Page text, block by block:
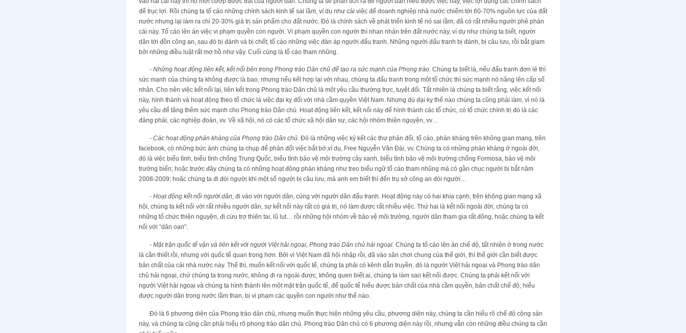
để trục lợi. Rồi chúng ta tố cáo những chính sách kinh tế sai lầm, ví dụ như cái việc để doanh nghiệp nhà nước chiếm tới 60-70% nguồn lực của đất
nước nhưng lại làm ra chỉ 20-30% giá trị sản phẩm cho đất nước. Đó là chính sách về phát triển kinh tế nó sai lầm, đã có rất nhiều người phê phán
cái này. Tố cáo lên án việc vi phạm quyền con người. Vi phạm quyền con người thì nhan nhản trên đất nước này, ví dụ như chúng ta biết, người
dân tới đồn công an, sau đó bị đánh và bị chết; tố cáo những việc đàn áp người đấu tranh. Những người đấu tranh bị đánh, bị câu lưu, rồi bắt giam
bởi những điều luật rất mơ hồ như vậy. Cuối cùng là tố cáo tham nhũng.
- Những hoạt động liên kết, kết nối bên trong Phong trào Dân chủ để tạo ra sức mạnh của Phong trào. Chúng ta biết là, nếu đấu tranh đơn lẻ thì
sức mạnh của chúng ta không được là bao, nhưng nếu kết hợp lại với nhau, chúng ta đấu tranh trong một tổ chức thì sức mạnh nó nâng lên cấp số
nhân. Cho nên việc kết nối lại, liên kết trong Phong trào Dân chủ là một yêu cầu thường trực, tuyệt đối. Tất nhiên là chúng ta biết rằng, việc kết nối
này, hình thành và hoạt động theo tổ chức là việc đại kỵ đối với nhà cầm quyền Việt Nam. Nhưng dù đại kỵ thế nào chúng ta cũng phải làm, vì nó là
yêu cầu để tăng thêm sức mạnh cho Phong trào Dân chủ. Hoạt động liên kết, kết nối này để hình thành các tổ chức, có tổ chức chính trị đó là các
đảng phái, các nghiệp đoàn, vv. Về xã hội, nó có các tổ chức xã hội dân sự, các hội nhóm thiện nguyện, vv…
- Các hoạt động phản kháng của Phong trào Dân chủ. Đó là những việc ký kết các thư phản đối, tố cáo, phản kháng trên không gian mạng, trên
facebook, có những bức ảnh chúng ta chụp để phản đối việc bắt bớ,ví dụ, Free Nguyễn Văn Đài, vv. Chúng ta có những phản kháng ở ngoài đời,
đó là việc biểu tình, biểu tình chống Trung Quốc, biểu tình bảo vệ môi trường cây xanh, biểu tình bảo vệ môi trường chống Formosa, bảo vệ môi
trường biển; hoặc trước đây chúng ta có những hoạt động phản kháng như treo biểu ngữ tố cáo tham nhũng mà có gần chục người bị bắt năm
2008-2009; hoăc chúng ta đi đòi người khi một số người bị câu lưu, mà anh em biết thì đến trụ sở công an đòi người…
- Hoạt động kết nối người dân, đi vào với người dân, cùng với người dân đấu tranh. Hoạt động này có hai khía cạnh, trên không gian mạng xã
hội, chúng ta kết nối với rất nhiều người dân, sự kết nối này rất có giá trị, nó làm được rất nhiều việc. Thứ hai là kết nối ngoài đời, chúng ta có
những tổ chức thiện nguyện, đi cứu trợ thiên tai, lũ lụt… rồi những hội nhóm về bảo vệ môi trường, người dân tham gia rất đông, hoặc chúng ta kết
nối với “dân oan”.
- Mặt trận quốc tế vận và liên kết với người Việt hải ngoại, Phong trào Dân chủ hải ngoại. Chúng ta tố cáo lên án chế độ, tất nhiên ở trong nước
là cần thiết rồi, nhưng với quốc tế quan trọng hơn. Bởi vì Việt Nam đã hội nhập rồi, đã vào sân chơi chung của thế giới, thì thế giới cần biết được
bản chất của cái nhà nước này. Thế thì, muốn kết nối với quốc tế, chúng ta phải có kênh dẫn truyền, đó là người Việt hải ngoại và Phong trào dân
chủ hải ngoại, chứ chúng ta trong nước, không đi ra ngoài được, không quen biết ai, chúng ta làm sao kết nối được. Chúng ta phải kết nối với
người Việt hải ngoại và chúng ta hình thành lên một mặt trận quốc tế, để quốc tế hiểu được bản chất của nhà cầm quyền, bản chất chế độ; hiểu
được người dân trong nước lầm than, bị vi phạm các quyền con người như thế nào.
Đó là 6 phương diện của Phong trào dân chủ, nhưng muốn thực hiện những yêu cầu, phương diện này, chúng ta cần hiểu rõ chế độ cộng sản
này, và chúng ta cũng cần phải hiểu rõ phong trào dân chủ. Phong trào Dân chủ có 6 phương diện này rồi, nhưng vẫn còn những điều chúng ta cần